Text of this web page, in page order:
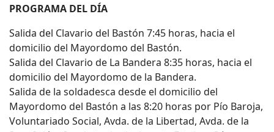
PROGRAMA DEL DÍA
Salida del Clavario del Bastón 7:45 horas, hacia el
domicilio del Mayordomo del Bastón.
Salida del Clavario de La Bandera 8:35 horas, hacia el
domicilio del Mayordomo de la Bandera.
Salida de la soldadesca desde el domicilio del
Mayordomo del Bastón a las 8:20 horas por Pío Baroja,
Voluntariado Social, Avda. de la Libertad, Avda. de la